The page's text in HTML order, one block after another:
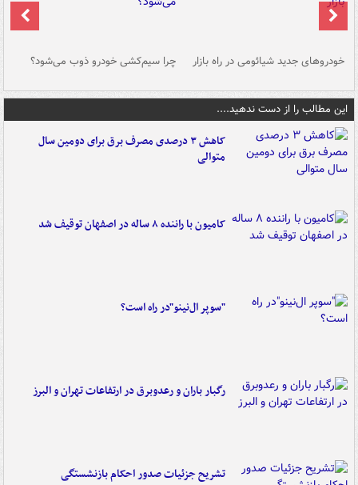
خودروهای جدید شیائومی در راه بازار چرا سیم‌کشی خودرو ذوب می‌شود؟
این مطالب را از دست ندهید....
کاهش ۳ درصدی مصرف برق برای دومین سال
متوالی
کامیون با راننده ۸ ساله در اصفهان توقیف شد
"سوپر ال‌نینو"در راه است؟
رگبار باران و رعدوبرق در ارتفاعات تهران و البرز
تشریح جزئیات صدور احکام بازنشستگی